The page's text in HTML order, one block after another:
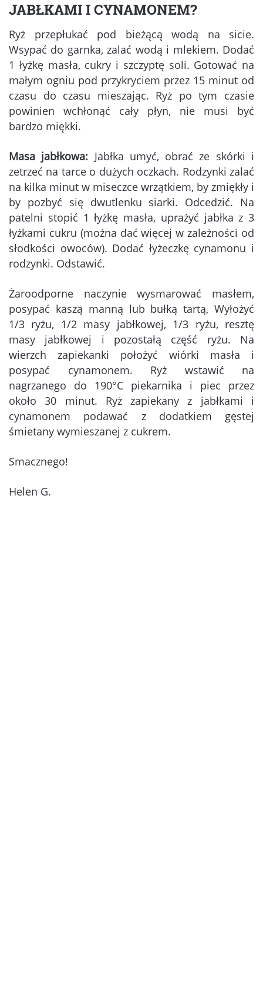
JABŁKAMI I CYNAMONEM?
Ryż przepłukać pod bieżącą wodą na sicie.
Wsypać do garnka, zalać wodą i mlekiem. Dodać
1 łyżkę masła, cukry i szczyptę soli. Gotować na
małym ogniu pod przykryciem przez 15 minut od
czasu do czasu mieszając. Ryż po tym czasie
powinien wchłonąć cały płyn, nie musi być
bardzo miękki.
Masa jabłkowa: Jabłka umyć, obrać ze skórki i
zetrzeć na tarce o dużych oczkach. Rodzynki zalać
na kilka minut w miseczce wrzątkiem, by zmiękły i
by pozbyć się dwutlenku siarki. Odcedzić. Na
patelni stopić 1 łyżkę masła, uprażyć jabłka z 3
łyżkami cukru (można dać więcej w zależności od
słodkości owoców). Dodać łyżeczkę cynamonu i
rodzynki. Odstawić.
Żaroodporne naczynie wysmarować masłem,
posypać kaszą manną lub bułką tartą, Wyłożyć
1/3 ryżu, 1/2 masy jabłkowej, 1/3 ryżu, resztę
masy jabłkowej i pozostałą część ryżu. Na
wierzch zapiekanki położyć wiórki masła i
posypać cynamonem. Ryż wstawić na
nagrzanego do 190°C piekarnika i piec przez
około 30 minut. Ryż zapiekany z jabłkami i
cynamonem podawać z dodatkiem gęstej
śmietany wymieszanej z cukrem.
Smacznego!
Helen G.